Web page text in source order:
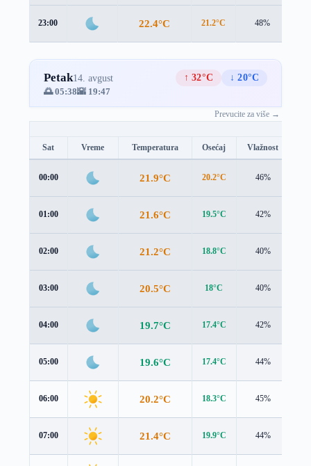
23:00 22.4°C 21.2°C 48%
Petak14. avgust ↑ 32°C
↓ 20°C
🌅 05:38🌇 19:47
Prevucite za više →
Sat Vreme Temperatura Osećaj Vlažnost
00:00 21.9°C 20.2°C 46%
01:00 21.6°C 19.5°C 42%
02:00 21.2°C 18.8°C 40%
03:00 20.5°C 18°C 40%
04:00 19.7°C 17.4°C 42%
05:00 19.6°C 17.4°C 44%
06:00 20.2°C 18.3°C 45%
07:00 21.4°C 19.9°C 44%